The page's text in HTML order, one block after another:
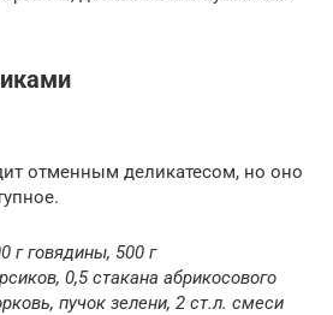
отменным деликатесом, но оно
г говядины, 500 г
0,5 стакана абрикосового
пучок зелени, 2 ст.л. смеси